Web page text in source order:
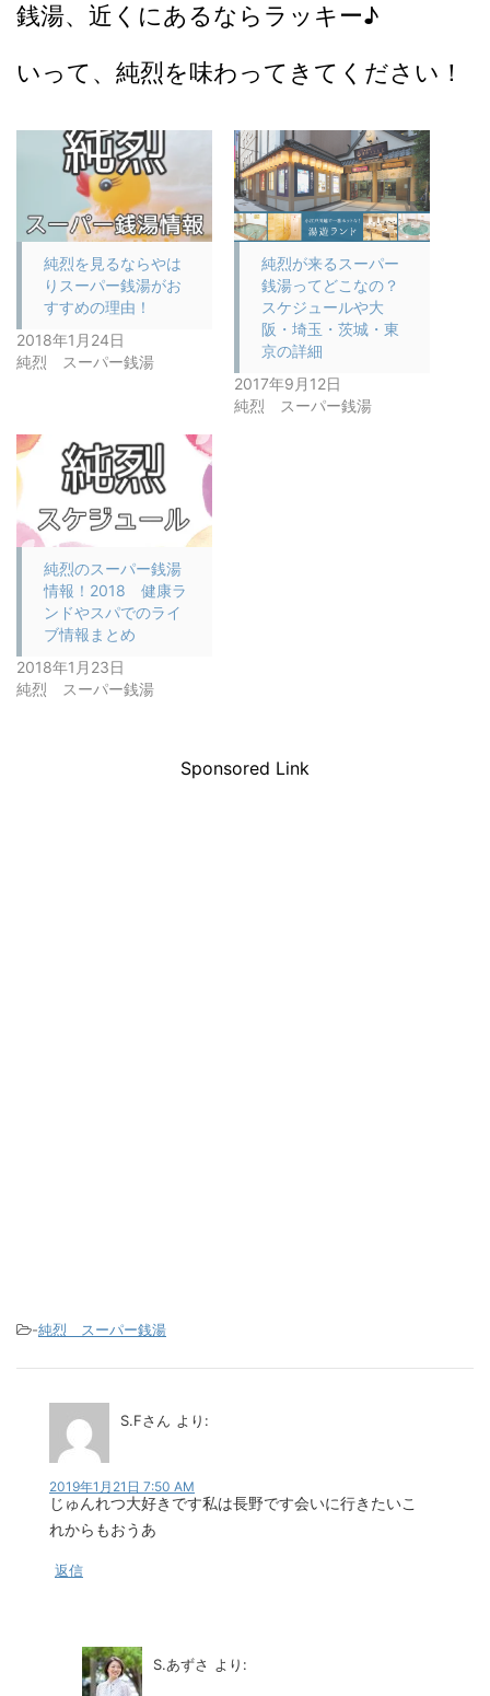
銭湯、近くにあるならラッキー♪
いって、純烈を味わってきてください！
純烈を見るならやは
りスーパー銭湯がお
すすめの理由！
2018年1月24日
純烈 スーパー銭湯
純烈が来るスーパー
銭湯ってどこなの？
スケジュールや大
阪・埼玉・茨城・東
京の詳細
2017年9月12日
純烈 スーパー銭湯
純烈のスーパー銭湯
情報！2018 健康ラ
ンドやスパでのライ
ブ情報まとめ
2018年1月23日
純烈 スーパー銭湯
Sponsored Link
-純烈 スーパー銭湯
S.Fさん より:
2019年1月21日 7:50 AM
じゅんれつ大好きです私は長野です会いに行きたいこ
れからもおうあ
返信
S.あずさ より: